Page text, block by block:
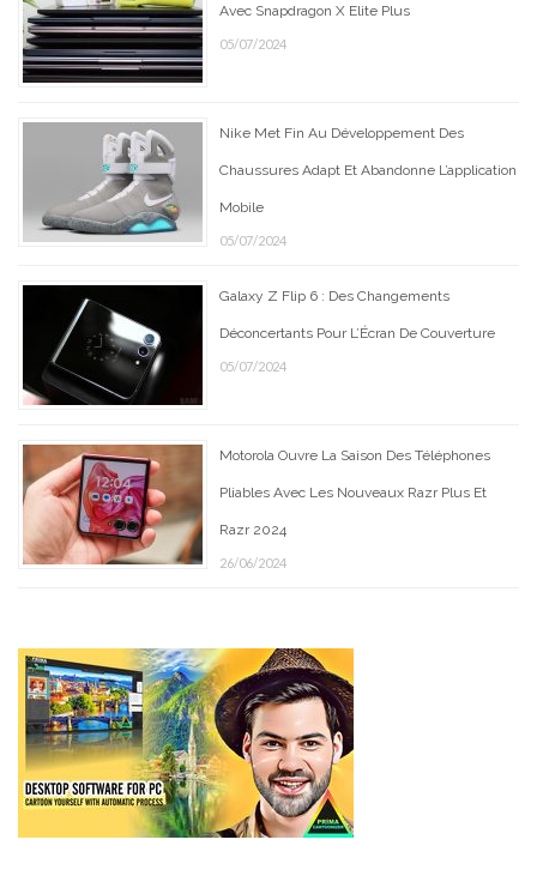
Avec Snapdragon X Elite Plus
05/07/2024
Nike Met Fin Au Développement Des
Chaussures Adapt Et Abandonne L’application
Mobile
05/07/2024
Galaxy Z Flip 6 : Des Changements
Déconcertants Pour L’Écran De Couverture
05/07/2024
Motorola Ouvre La Saison Des Téléphones
Pliables Avec Les Nouveaux Razr Plus Et
Razr 2024
26/06/2024